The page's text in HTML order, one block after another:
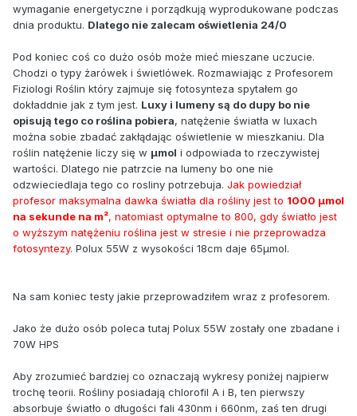
wymaganie energetyczne i porządkują wyprodukowane podczas
dnia produktu. Dlatego nie zalecam oświetlenia 24/0
Pod koniec coś co dużo osób może mieć mieszane uczucie.
Chodzi o typy żarówek i świetlówek. Rozmawiając z Profesorem
Fiziologi Roślin który zajmuje się fotosynteza spytałem go
dokładdnie jak z tym jest. Luxy i lumeny są do dupy bo nie
opisują tego co roślina pobiera, natężenie światła w luxach
można sobie zbadać zakłądając oświetlenie w mieszkaniu. Dla
roślin natężenie liczy się w µmol i odpowiada to rzeczywistej
wartości. Dlatego nie patrzcie na lumeny bo one nie
odzwieciedlaja tego co rosliny potrzebuja. Jak powiedział
profesor maksymalna dawka światła dla rośliny jest to 1000 µmol
na sekunde na m², natomiast optymalne to 800, gdy światło jest
o wyższym natężeniu roślina jest w stresie i nie przeprowadza
fotosyntezy. Polux 55W z wysokości 18cm daje 65µmol.
Na sam koniec testy jakie przeprowadziłem wraz z profesorem.
Jako że dużo osób poleca tutaj Polux 55W zostały one zbadane i
70W HPS
Aby zrozumieć bardziej co oznaczają wykresy poniżej najpierw
trochę teorii. Rośliny posiadają chlorofil A i B, ten pierwszy
absorbuje światło o długości fali 430nm i 660nm, zaś ten drugi